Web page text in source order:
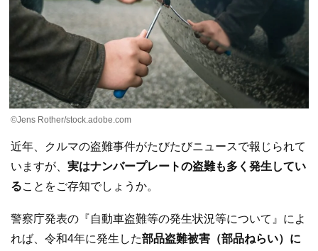
©︎Jens Rother/stock.adobe.com
近年、クルマの盗難事件がたびたびニュースで報じられて
いますが、 実はナンバープレートの盗難も多く発生してい
ることをご存知でしょうか。
警察庁発表の『自動車盗難等の発生状況等について』によ
れば、令和4年に発生した部品盗難被害（部品ねらい）に